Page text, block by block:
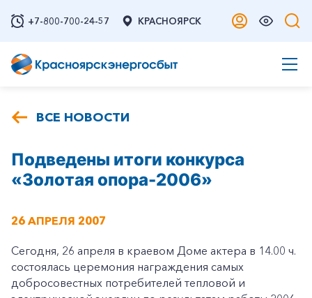
+7-800-700-24-57 КРАСНОЯРСК
ВСЕ НОВОСТИ
Подведены итоги конкурса
«Золотая опора-2006»
26 АПРЕЛЯ 2007
Сегодня, 26 апреля в краевом Доме актера в 14.00 ч.
состоялась церемония награждения самых
добросовестных потребителей тепловой и